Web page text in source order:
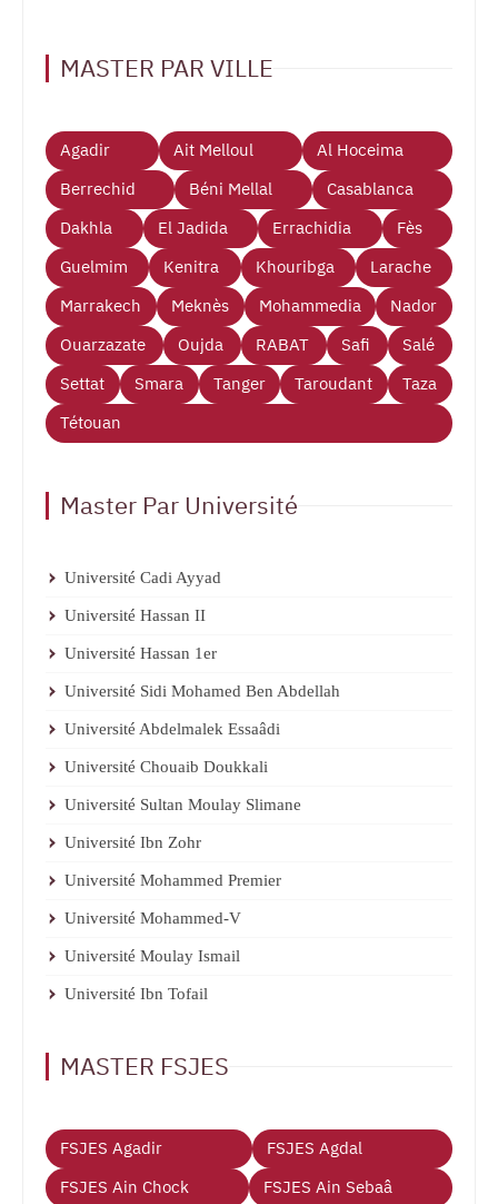
MASTER PAR VILLE
Agadir Ait Melloul
Al Hoceima
Berrechid
Béni Mellal
Casablanca
Dakhla
El Jadida Errachidia
Fès
Guelmim
Kenitra Khouribga
Larache
Marrakech
Meknès Mohammedia
Nador
Ouarzazate
Oujda RABAT Safi
Salé
Settat
Smara Tanger Taroudant
Taza
Tétouan
Master Par Université
Université Cadi Ayyad
Université Hassan II
Université Hassan 1er
Université Sidi Mohamed Ben Abdellah
Université Abdelmalek Essaâdi
Université Chouaib Doukkali
Université Sultan Moulay Slimane
Université Ibn Zohr
Université Mohammed Premier
Université Mohammed-V
Université Moulay Ismail
Université Ibn Tofail
MASTER FSJES
FSJES Agadir
FSJES Agdal
FSJES Ain Chock
FSJES Ain Sebaâ